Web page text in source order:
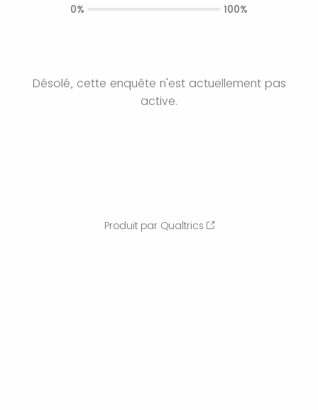
Désolé, cette enquête n'est actuellement pas
active.
0% 100%
Produit par Qualtrics